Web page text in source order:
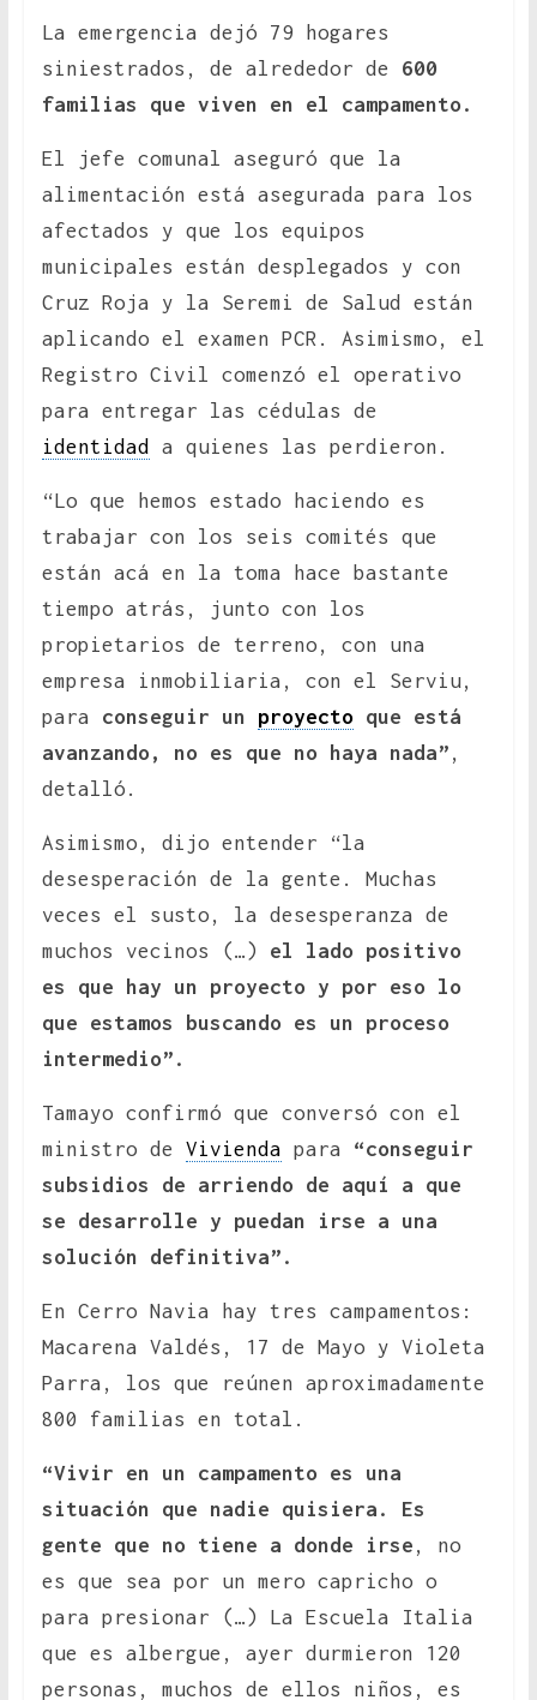
La emergencia dejó 79 hogares
siniestrados, de alrededor de 600
familias que viven en el campamento.
El jefe comunal aseguró que la
alimentación está asegurada para los
afectados y que los equipos
municipales están desplegados y con
Cruz Roja y la Seremi de Salud están
aplicando el examen PCR. Asimismo, el
Registro Civil comenzó el operativo
para entregar las cédulas de
identidad
a quienes las perdieron.
“Lo que hemos estado haciendo es
trabajar con los seis comités que
están acá en la toma hace bastante
tiempo atrás, junto con los
propietarios de terreno, con una
empresa inmobiliaria, con el Serviu,
para conseguir un proyectoque está
avanzando, no es que no haya nada” ,
detalló.
Asimismo, dijo entender “la
desesperación de la gente. Muchas
veces el susto, la desesperanza de
muchos vecinos (…) el lado positivo
es que hay un proyecto y por eso lo
que estamos buscando es un proceso
intermedio”.
Tamayo confirmó que conversó con el
ministro de Vivienda para “conseguir
subsidios de arriendo de aquí a que
se desarrolle y puedan irse a una
solución definitiva”.
En Cerro Navia hay tres campamentos:
Macarena Valdés, 17 de Mayo y Violeta
Parra, los que reúnen aproximadamente
800 familias en total.
“Vivir en un campamento es una
situación que nadie quisiera. Es
gente que no tiene a donde irse , no
es que sea por un mero capricho o
para presionar (…) La Escuela Italia
que es albergue, ayer durmieron 120
personas, muchos de ellos niños, es